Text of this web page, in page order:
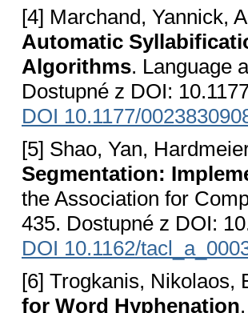
[4] Marchand, Yannick,
Automatic
Algorithms. Language
Dostupné z DOI:
DOI 10.1177/
[5] Shao, Yan,
Segmentation:
the Association for
435. Dostupné z DOI:
DOI 10.1162/
[6] Trogkanis, Nikolaos,
for Word Hyphenation